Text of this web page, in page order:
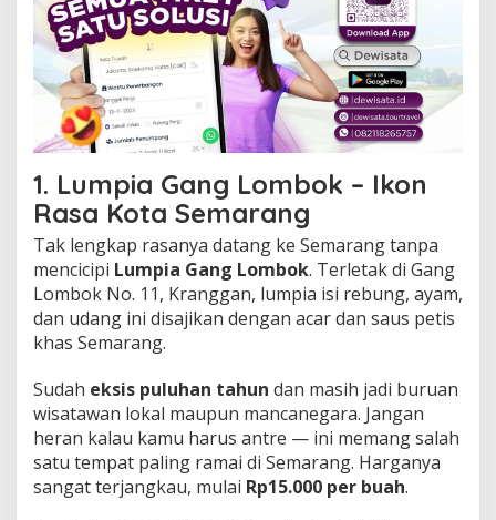
1. Lumpia Gang Lombok – Ikon
Rasa Kota Semarang
Tak lengkap rasanya datang ke Semarang tanpa
mencicipi Lumpia Gang Lombok. Terletak di Gang
Lombok No. 11, Kranggan, lumpia isi rebung, ayam,
dan udang ini disajikan dengan acar dan saus petis
khas Semarang.
Sudah eksis puluhan tahun dan masih jadi buruan
wisatawan lokal maupun mancanegara. Jangan
heran kalau kamu harus antre — ini memang salah
satu tempat paling ramai di Semarang. Harganya
sangat terjangkau, mulai Rp15.000 per buah.